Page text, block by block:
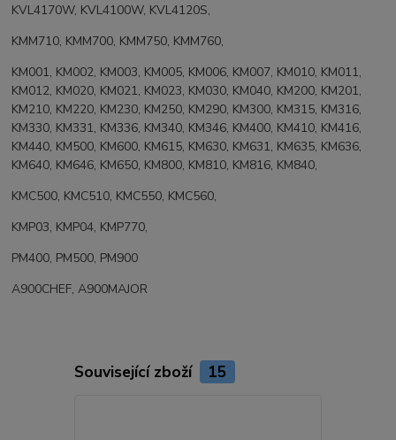
KVL4170W, KVL4100W, KVL4120S,
KMM710, KMM700, KMM750, KMM760,
KM001, KM002, KM003, KM005, KM006, KM007, KM010, KM011,
KM012, KM020, KM021, KM023, KM030, KM040, KM200, KM201,
KM210, KM220, KM230, KM250, KM290, KM300, KM315, KM316,
KM330, KM331, KM336, KM340, KM346, KM400, KM410, KM416,
KM440, KM500, KM600, KM615, KM630, KM631, KM635, KM636,
KM640, KM646, KM650, KM800, KM810, KM816, KM840,
KMC500, KMC510, KMC550, KMC560,
KMP03, KMP04, KMP770,
PM400, PM500, PM900
A900CHEF, A900MAJOR
Související zboží 15